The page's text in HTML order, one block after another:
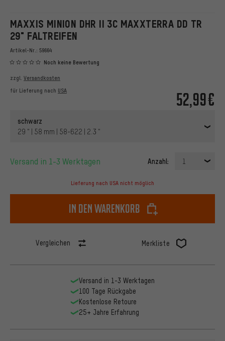
MAXXIS MINION DHR II 3C MAXXTERRA DD TR
29" FALTREIFEN
Artikel-Nr.: 59664
Noch keine Bewertung
52,99€
zzgl. Versandkosten
für Lieferung nach USA
schwarz
29 " | 58 mm | 58-622 | 2.3 "
Versand in 1-3 Werktagen Anzahl: 1
Lieferung nach USA nicht möglich
In den Warenkorb
Vergleichen Merkliste
Versand in 1-3 Werktagen
100 Tage Rückgabe
Kostenlose Retoure
25+ Jahre Erfahrung